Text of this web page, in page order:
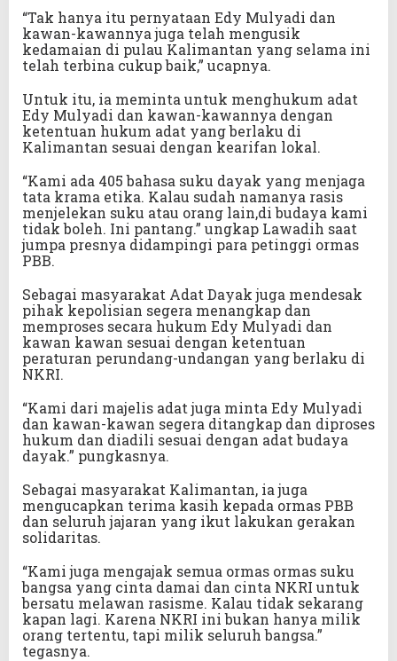
“Tak hanya itu pernyataan Edy Mulyadi dan
kawan-kawannya juga telah mengusik
kedamaian di pulau Kalimantan yang selama ini
telah terbina cukup baik,” ucapnya.
Untuk itu, ia meminta untuk menghukum adat
Edy Mulyadi dan kawan-kawannya dengan
ketentuan hukum adat yang berlaku di
Kalimantan sesuai dengan kearifan lokal.
“Kami ada 405 bahasa suku dayak yang menjaga
tata krama etika. Kalau sudah namanya rasis
menjelekan suku atau orang lain,di budaya kami
tidak boleh. Ini pantang.” ungkap Lawadih saat
jumpa presnya didampingi para petinggi ormas
PBB.
Sebagai masyarakat Adat Dayak juga mendesak
pihak kepolisian segera menangkap dan
memproses secara hukum Edy Mulyadi dan
kawan kawan sesuai dengan ketentuan
peraturan perundang-undangan yang berlaku di
NKRI.
“Kami dari majelis adat juga minta Edy Mulyadi
dan kawan-kawan segera ditangkap dan diproses
hukum dan diadili sesuai dengan adat budaya
dayak.” pungkasnya.
Sebagai masyarakat Kalimantan, ia juga
mengucapkan terima kasih kepada ormas PBB
dan seluruh jajaran yang ikut lakukan gerakan
solidaritas.
“Kami juga mengajak semua ormas ormas suku
bangsa yang cinta damai dan cinta NKRI untuk
bersatu melawan rasisme. Kalau tidak sekarang
kapan lagi. Karena NKRI ini bukan hanya milik
orang tertentu, tapi milik seluruh bangsa.”
tegasnya.